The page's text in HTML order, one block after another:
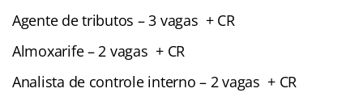
Agente de tributos – 3 vagas + CR
Almoxarife – 2 vagas + CR
Analista de controle interno – 2 vagas + CR